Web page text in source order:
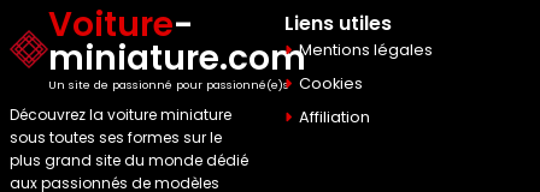
Voiture-
miniature.com
Un site de passionné pour passionné(e)s
Découvrez la voiture miniature
sous toutes ses formes sur le
plus grand site du monde dédié
aux passionnés de modèles
Liens utiles
Mentions légales
Cookies
Affiliation